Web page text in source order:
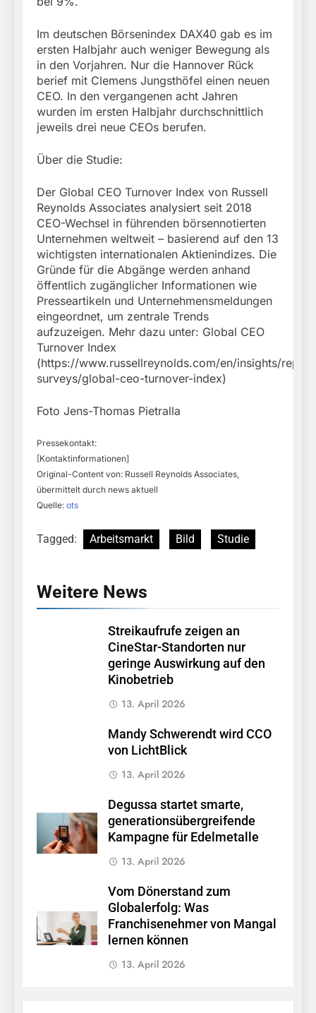
Im deutschen Börsenindex DAX40 gab es im
ersten Halbjahr auch weniger Bewegung als
in den Vorjahren. Nur die Hannover Rück
berief mit Clemens Jungsthöfel einen neuen
CEO. In den vergangenen acht Jahren
wurden im ersten Halbjahr durchschnittlich
jeweils drei neue CEOs berufen.
Über die Studie:
Der Global CEO Turnover Index von Russell
Reynolds Associates analysiert seit 2018
CEO-Wechsel in führenden börsennotierten
Unternehmen weltweit – basierend auf den 13
wichtigsten internationalen Aktienindizes. Die
Gründe für die Abgänge werden anhand
öffentlich zugänglicher Informationen wie
Presseartikeln und Unternehmensmeldungen
eingeordnet, um zentrale Trends
aufzuzeigen. Mehr dazu unter: Global CEO
Turnover Index
(https://www.russellreynolds.com/en/insights/
surveys/global-ceo-turnover-index)
Foto Jens-Thomas Pietralla
Pressekontakt:
[Kontaktinformationen]
Original-Content von: Russell Reynolds Associates,
übermittelt durch news aktuell
Quelle: ots
Tagged: Arbeitsmarkt Bild Studie
Weitere News
Streikaufrufe zeigen an
CineStar-Standorten nur
geringe Auswirkung auf den
Kinobetrieb
13. April 2026
Mandy Schwerendt wird CCO
von LichtBlick
13. April 2026
Degussa startet smarte,
generationsübergreifende
Kampagne für Edelmetalle
13. April 2026
Vom Dönerstand zum
Globalerfolg: Was
Franchisenehmer von Mangal
lernen können
13. April 2026